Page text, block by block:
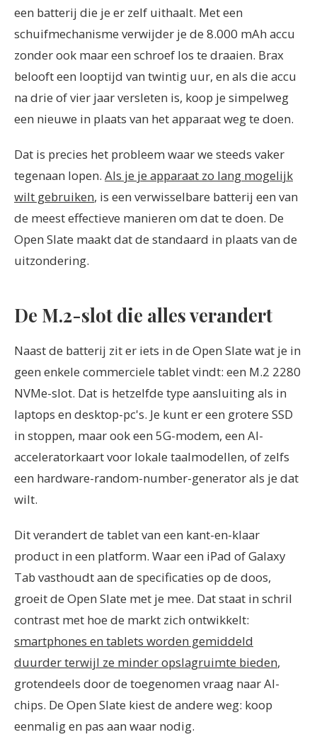
een batterij die je er zelf uithaalt. Met een
schuifmechanisme verwijder je de 8.000 mAh accu
zonder ook maar een schroef los te draaien. Brax
belooft een looptijd van twintig uur, en als die accu
na drie of vier jaar versleten is, koop je simpelweg
een nieuwe in plaats van het apparaat weg te doen.
Dat is precies het probleem waar we steeds vaker
tegenaan lopen. Als je je apparaat zo lang mogelijk
wilt gebruiken, is een verwisselbare batterij een van
de meest effectieve manieren om dat te doen. De
Open Slate maakt dat de standaard in plaats van de
uitzondering.
De M.2-slot die alles verandert
Naast de batterij zit er iets in de Open Slate wat je in
geen enkele commerciele tablet vindt: een M.2 2280
NVMe-slot. Dat is hetzelfde type aansluiting als in
laptops en desktop-pc's. Je kunt er een grotere SSD
in stoppen, maar ook een 5G-modem, een AI-
acceleratorkaart voor lokale taalmodellen, of zelfs
een hardware-random-number-generator als je dat
wilt.
Dit verandert de tablet van een kant-en-klaar
product in een platform. Waar een iPad of Galaxy
Tab vasthoudt aan de specificaties op de doos,
groeit de Open Slate met je mee. Dat staat in schril
contrast met hoe de markt zich ontwikkelt:
smartphones en tablets worden gemiddeld
duurder terwijl ze minder opslagruimte bieden,
grotendeels door de toegenomen vraag naar AI-
chips. De Open Slate kiest de andere weg: koop
eenmalig en pas aan waar nodig.